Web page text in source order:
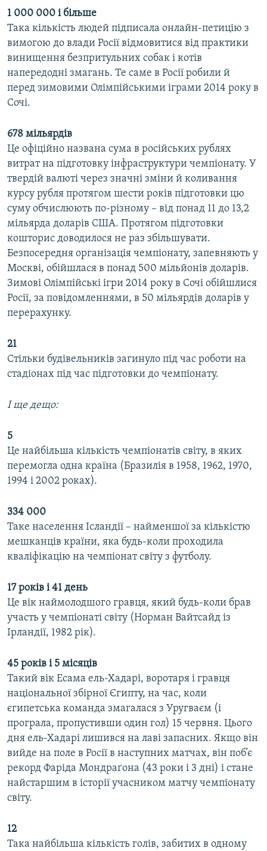
1 000 000 і більше
Така кількість людей підписала онлайн-петицію з
вимогою до влади Росії відмовитися від практики
винищення безпритульних собак і котів
напередодні змагань. Те саме в Росії робили й
перед зимовими Олімпійськими іграми 2014 року в
Сочі.
678 мільярдів
Це офіційно названа сума в російських рублях
витрат на підготовку інфраструктури чемпіонату. У
твердій валюті через значні зміни й коливання
курсу рубля протягом шести років підготовки цю
суму обчислюють по-різному – від понад 11 до 13,2
мільярда доларів США. Протягом підготовки
кошторис доводилося не раз збільшувати.
Безпосередня організація чемпіонату, запевняють у
Москві, обійшлася в понад 500 мільйонів доларів.
Зимові Олімпійські ігри 2014 року в Сочі обійшлися
Росії, за повідомленнями, в 50 мільярдів доларів у
перерахунку.
21
Стільки будівельників загинуло під час роботи на
стадіонах під час підготовки до чемпіонату.
І ще дещо:
5
Це найбільша кількість чемпіонатів світу, в яких
перемогла одна країна (Бразилія в 1958, 1962, 1970,
1994 і 2002 роках).
334 000
Таке населення Ісландії – найменшої за кількістю
мешканців країни, яка будь-коли проходила
кваліфікацію на чемпіонат світу з футболу.
17 років і 41 день
Це вік наймолодшого гравця, який будь-коли брав
участь у чемпіонаті світу (Норман Вайтсайд із
Ірландії, 1982 рік).
45 років і 5 місяців
Такий вік Есама ель-Хадарі, воротаря і гравця
національної збірної Єгипту, на час, коли
єгипетська команда змагалася з Уругваєм (і
програла, пропустивши один гол) 15 червня. Цього
дня ель-Хадарі лишився на лаві запасних. Якщо він
вийде на поле в Росії в наступних матчах, він поб’є
рекорд Фаріда Мондраґона (43 роки і 3 дні) і стане
найстаршим в історії учасником матчу чемпіонату
світу.
12
Така найбільша кількість голів, забитих в одному